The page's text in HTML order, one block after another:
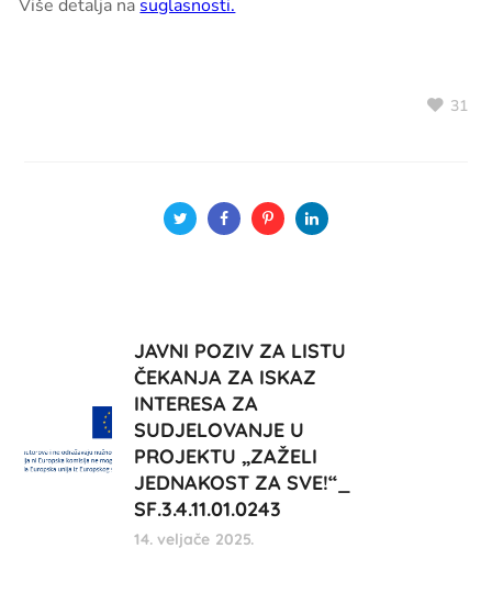
Više detalja na suglasnosti.
31
JAVNI POZIV ZA LISTU
ČEKANJA ZA ISKAZ
INTERESA ZA
SUDJELOVANJE U
PROJEKTU „ZAŽELI
JEDNAKOST ZA SVE!“_
SF.3.4.11.01.0243
14. veljače 2025.